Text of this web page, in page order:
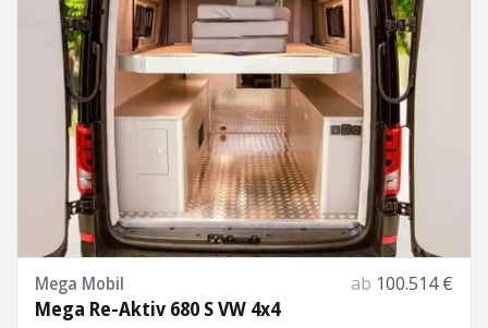
Mega Mobil ab 100.514 €
Mega Re-Aktiv 680 S VW 4x4